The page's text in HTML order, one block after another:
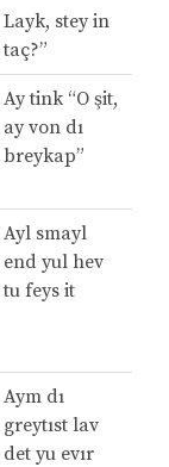
Layk, stey in
taç?”
Ay tink “O şit,
ay von dı
breykap”
Ayl smayl
end yul hev
tu feys it
Aym dı
greytıst lav
det yu evır